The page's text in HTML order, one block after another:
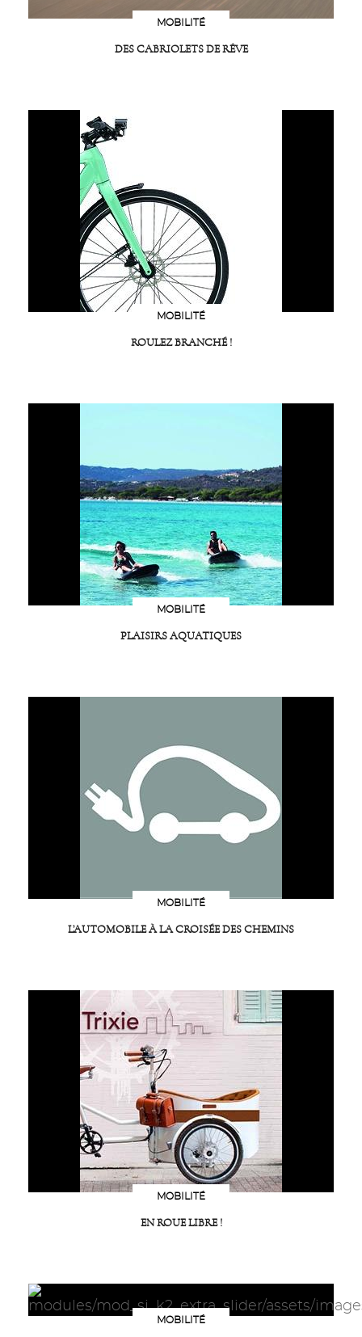
MOBILITÉ
DES CABRIOLETS DE RÊVE
MOBILITÉ
ROULEZ BRANCHÉ !
MOBILITÉ
PLAISIRS AQUATIQUES
MOBILITÉ
L’AUTOMOBILE À LA CROISÉE DES CHEMINS
MOBILITÉ
EN ROUE LIBRE !
MOBILITÉ